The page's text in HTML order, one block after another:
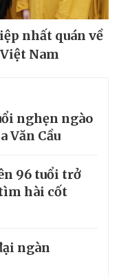
nhất quán về
Nam
nghẹn ngào
Văn Cầu
96 tuổi trở
hài cốt
ngàn